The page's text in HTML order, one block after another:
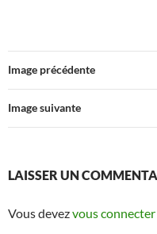
Image précédente
Image suivante
LAISSER UN
Vous devezvous connecter